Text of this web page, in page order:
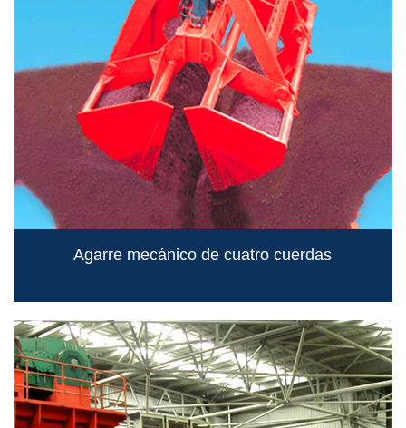
Agarre mecánico de cuatro cuerdas